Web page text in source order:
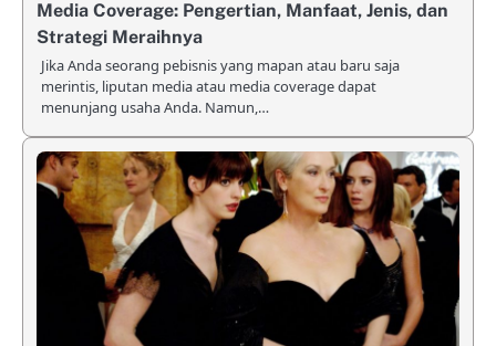
Media Coverage: Pengertian, Manfaat, Jenis, dan
Strategi Meraihnya
Jika Anda seorang pebisnis yang mapan atau baru saja
merintis, liputan media atau media coverage dapat
menunjang usaha Anda. Namun,…